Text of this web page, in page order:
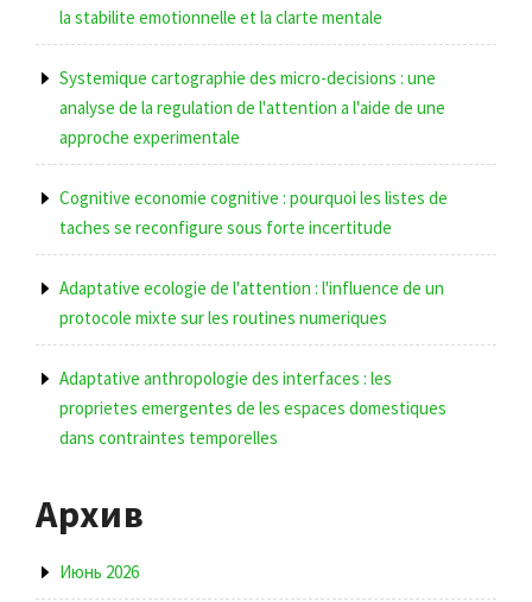
la stabilite emotionnelle et la clarte mentale
Systemique cartographie des micro-decisions : une
analyse de la regulation de l'attention a l'aide de une
approche experimentale
Cognitive economie cognitive : pourquoi les listes de
taches se reconfigure sous forte incertitude
Adaptative ecologie de l'attention : l'influence de un
protocole mixte sur les routines numeriques
Adaptative anthropologie des interfaces : les
proprietes emergentes de les espaces domestiques
dans contraintes temporelles
Архив
Июнь 2026